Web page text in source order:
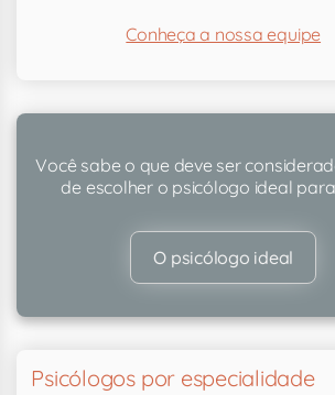
Conheça a nossa equipe
Você sabe o que deve ser
de escolher o psicólogo ideal
O psicólogo ideal
Psicólogos por especialidade